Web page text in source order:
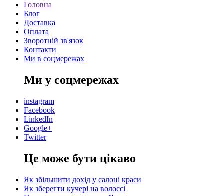
Головна
Блог
Доставка
Оплата
Зворотній зв'язок
Контакти
Ми в соцмережах
Ми у соцмережах
instagram
Facebook
LinkedIn
Google+
Twitter
Це може бути цікаво
Як збільшити дохід у салоні краси
Як зберегти кучері на волоссі